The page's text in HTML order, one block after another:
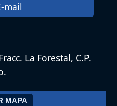
mail
La Forestal, C.P.
MAPA